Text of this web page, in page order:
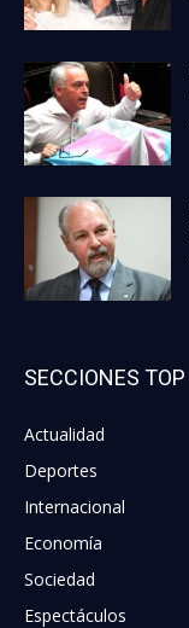
SECCIONES TOP
Actualidad
Deportes
Internacional
Economía
Sociedad
Espectáculos